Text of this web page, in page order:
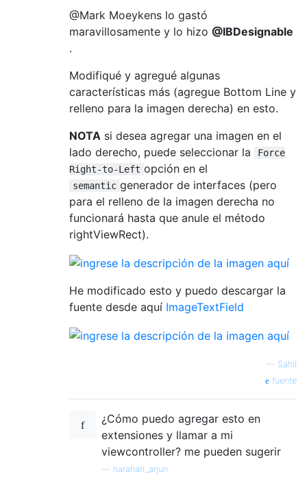
@Mark Moeykens lo gastó
maravillosamente y lo hizo @IBDesignable
.
Modifiqué y agregué algunas
características más (agregue Bottom Line y
relleno para la imagen derecha) en esto.
NOTA si desea agregar una imagen en el
lado derecho, puede seleccionar la
Force
Right-to-Left opción en el
semantic generador de interfaces (pero
para el relleno de la imagen derecha no
funcionará hasta que anule el método
rightViewRect).
He modificado esto y puedo descargar la
fuente desde aquí ImageTextField
— Sahil
fuente
¿Cómo puedo agregar esto en
extensiones y llamar a mi
viewcontroller? me pueden sugerir
narahari_arjun